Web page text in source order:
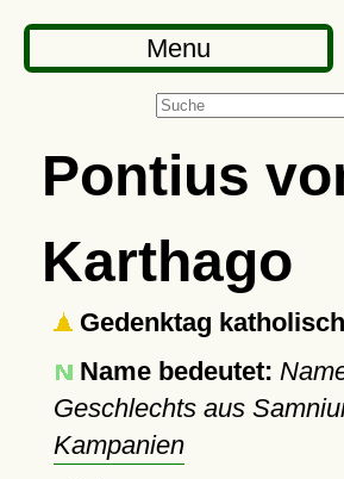
Menu
Pontius
Karthago
Gedenktag
Name bedeutet:
Geschlechts aus
Kampanien